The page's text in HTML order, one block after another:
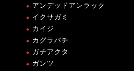
アンデッドアンラック
イクサガミ
カイジ
カグラバチ
ガチアクタ
ガンツ